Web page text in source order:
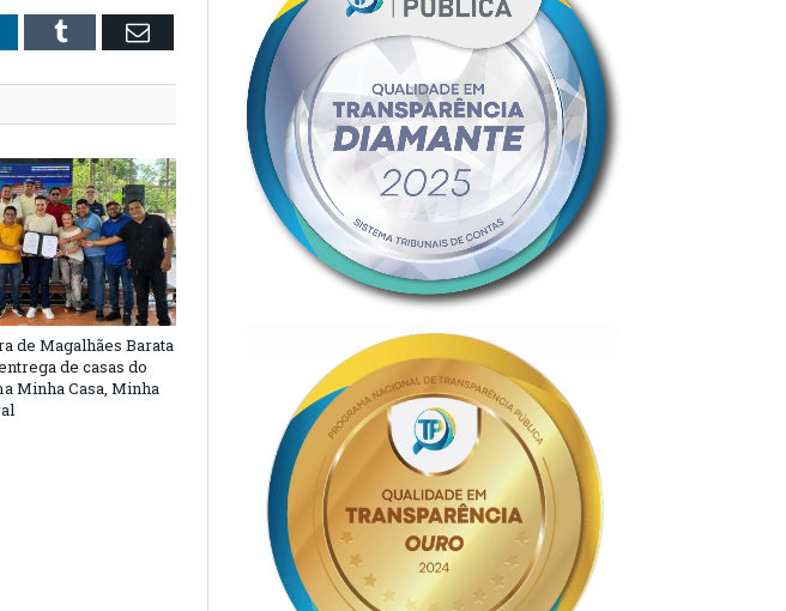
Tumblr Email
de Magalhães Barata
de casas do
Minha Casa, Minha